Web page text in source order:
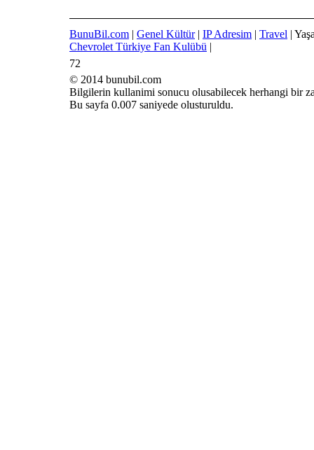
BunuBil.com | Genel Kültür| IP Adresim | Travel |
Chevrolet Türkiye Fan Kulübü |
72
© 2014 bunubil.com
Bilgilerin kullanimi sonucu olusabilecek herhangi bir
Bu sayfa 0.007 saniyede olusturuldu.